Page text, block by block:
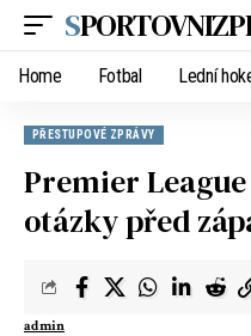
Home Fotbal Lední
PŘESTUPOVÉ ZPRÁVY
Premier
otázky před
admin